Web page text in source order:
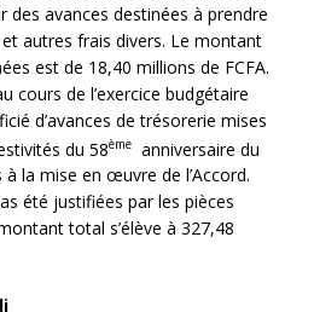
des avances destinées à prendre
autres frais divers. Le montant
est de 18,40 millions de FCFA.
cours de l’exercice budgétaire
d’avances de trésorerie mises
du 58ème anniversaire du
la mise en œuvre de l’Accord.
été justifiées par les pièces
total s’élève à 327,48